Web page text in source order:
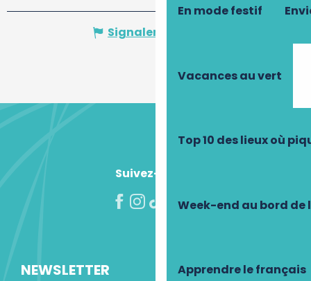
En mode festif
Vacances au vert
Top 10 des lieux où
Week-end au bord de
Apprendre le français
Signaler une erreur
Suivez-nous !
NEWSLETTER